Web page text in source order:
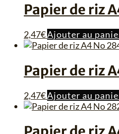
Papier de riz
2,47€Ajouter au
Papier de riz
2,47€Ajouter au